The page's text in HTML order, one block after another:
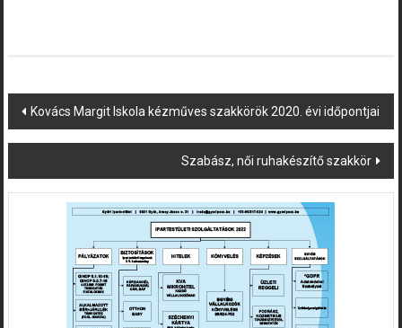
Post
navigation
Kovács Margit Iskola kézműves szakkörök 2020. évi időpontjai
Szabász, női ruhakészítő szakkör